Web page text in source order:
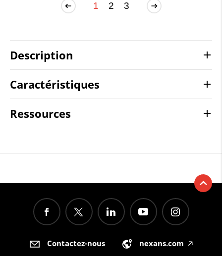
1 2 3
Description
Caractéristiques
Ressources
Contactez-nous nexans.com 🡥